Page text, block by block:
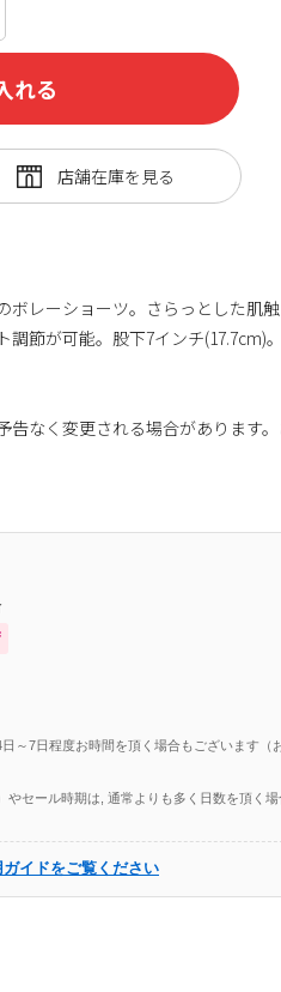
れる
レーショーツ。さらっとした肌
節が可能。股下7インチ(17.7cm)
なく変更される場合があります
～7日程度お時間を頂く場合もございます（
セール時期は, 通常よりも多く日数を頂く場
イドをご覧ください